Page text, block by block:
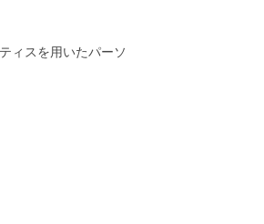
ィスを用いたパーソ